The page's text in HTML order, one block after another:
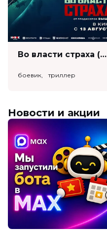
Во власти страха (18+)
боевик, триллер
Новости и акции